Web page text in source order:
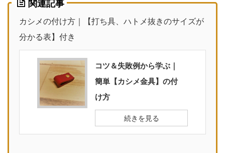
関連記事
カシメの付け方｜【打ち具、ハトメ抜きのサイズが
分かる表】付き
コツ＆失敗例から学ぶ｜
簡単【カシメ金具】の付
け方
続きを見る